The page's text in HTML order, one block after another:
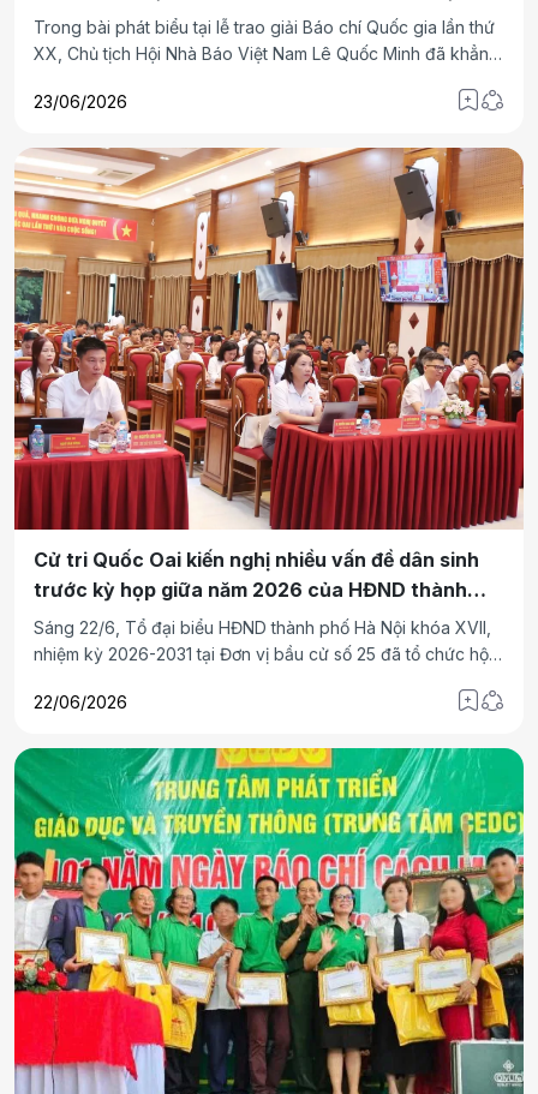
Trong bài phát biểu tại lễ trao giải Báo chí Quốc gia lần thứ
XX, Chủ tịch Hội Nhà Báo Việt Nam Lê Quốc Minh đã khẳng
mệnh là bệ phóng tài năng, khích lệ người làm báo giữ vững
23/06/2026
Cử tri Quốc Oai kiến nghị nhiều vấn đề dân sinh
trước kỳ họp giữa năm 2026 của HĐND thành
phố Hà Nội
Sáng 22/6, Tổ đại biểu HĐND thành phố Hà Nội khóa XVII,
nhiệm kỳ 2026-2031 tại Đơn vị bầu cử số 25 đã tổ chức hội
Nhiều ý kiến, kiến nghị liên quan đến hạ tầng giao thông,
được cử tri các địa phương phản ánh tới đại biểu dân cử.
22/06/2026